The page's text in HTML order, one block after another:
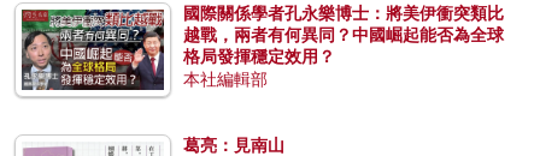
國際關係學者孔永樂博士：將美伊衝突類比
越戰，兩者有何異同？中國崛起能否為全球
格局發揮穩定效用？
本社編輯部
葛亮：見南山